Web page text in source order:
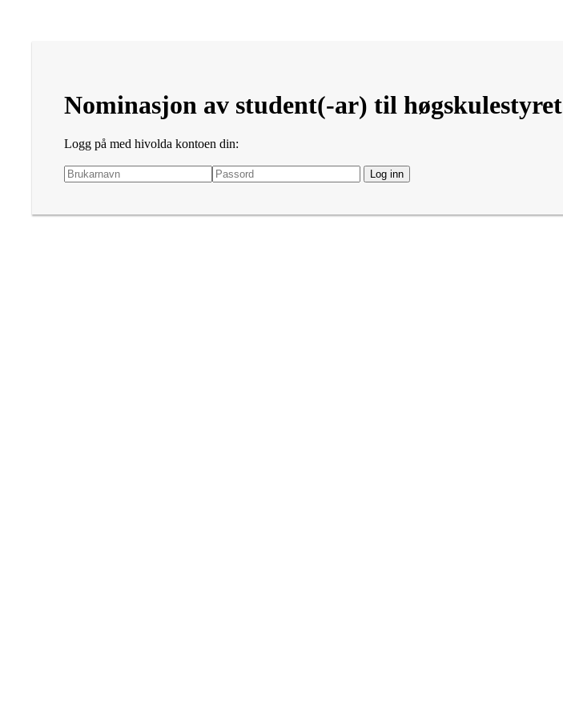
Nominasjon av student(-ar) til høgskulestyret
Logg på med hivolda kontoen din: